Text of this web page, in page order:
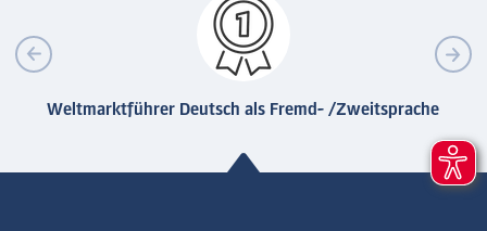
Weltmarktführer Deutsch als Fremd- /Zweitsprache